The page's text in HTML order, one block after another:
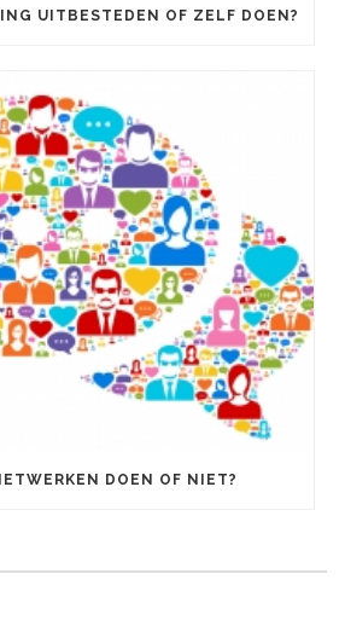
UITBESTEDEN OF ZELF DOEN?
DOEN OF NIET?